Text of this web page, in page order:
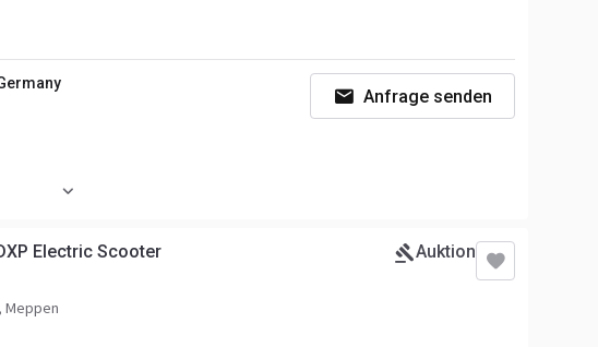
Anfrage senden
Electric Scooter
Meppen
Auktion